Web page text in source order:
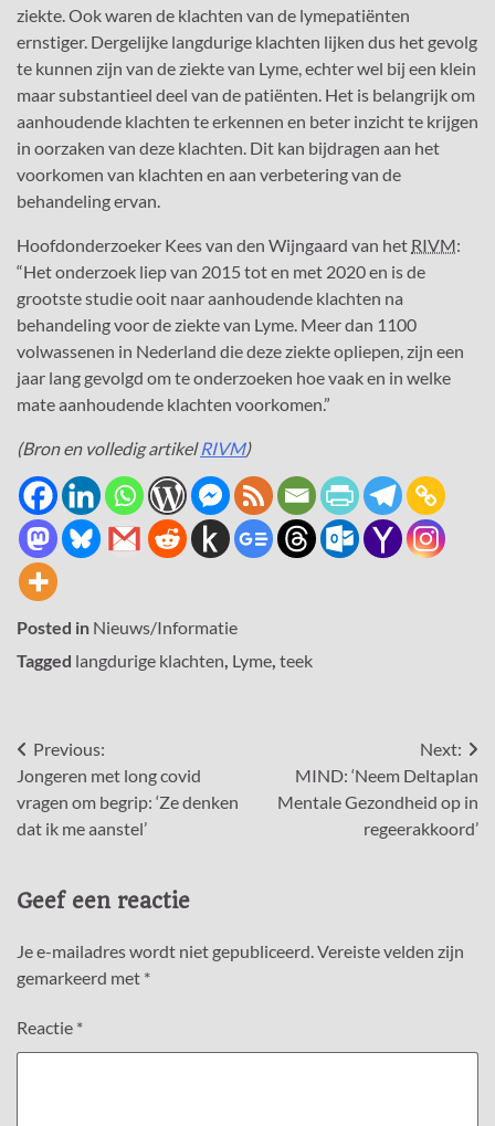
ziekte. Ook waren de klachten van de lymepatiënten
ernstiger. Dergelijke langdurige klachten lijken dus het gevolg
te kunnen zijn van de ziekte van Lyme, echter wel bij een klein
maar substantieel deel van de patiënten. Het is belangrijk om
aanhoudende klachten te erkennen en beter inzicht te krijgen
in oorzaken van deze klachten. Dit kan bijdragen aan het
voorkomen van klachten en aan verbetering van de
behandeling ervan.
Hoofdonderzoeker Kees van den Wijngaard van het RIVM:
“Het onderzoek liep van 2015 tot en met 2020 en is de
grootste studie ooit naar aanhoudende klachten na
behandeling voor de ziekte van Lyme. Meer dan 1100
volwassenen in Nederland die deze ziekte opliepen, zijn een
jaar lang gevolgd om te onderzoeken hoe vaak en in welke
mate aanhoudende klachten voorkomen.”
(Bron en volledig artikelRIVM)
Posted in Nieuws/Informatie
Tagged langdurige klachten, Lyme, teek
Bericht
navigatie
Previous:
Jongeren met long covid
vragen om begrip: ‘Ze denken
dat ik me aanstel’
Next:
MIND: ‘Neem Deltaplan
Mentale Gezondheid op in
regeerakkoord’
Geef een reactie
Je e-mailadres wordt niet gepubliceerd.Vereiste velden zijn
gemarkeerd met *
Reactie *